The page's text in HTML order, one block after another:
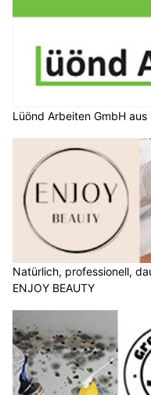
Lüönd Arbeiten GmbH
Natürlich, professionell,
ENJOY BEAUTY